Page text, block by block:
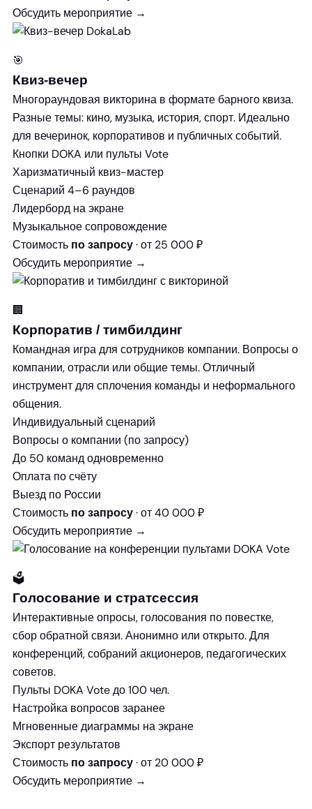
Обсудить мероприятие →
🎯
Квиз-вечер
Многораундовая викторина в формате барного квиза.
Разные темы: кино, музыка, история, спорт. Идеально
для вечеринок, корпоративов и публичных событий.
Кнопки DOKA или пульты Vote
Харизматичный квиз-мастер
Сценарий 4–6 раундов
Лидерборд на экране
Музыкальное сопровождение
Стоимость по запросу · от 25 000 ₽
Обсудить мероприятие →
🏢
Корпоратив / тимбилдинг
Командная игра для сотрудников компании. Вопросы о
компании, отрасли или общие темы. Отличный
инструмент для сплочения команды и неформального
общения.
Индивидуальный сценарий
Вопросы о компании (по запросу)
До 50 команд одновременно
Оплата по счёту
Выезд по России
Стоимость по запросу · от 40 000 ₽
Обсудить мероприятие →
🗳️
Голосование и стратсессия
Интерактивные опросы, голосования по повестке,
сбор обратной связи. Анонимно или открыто. Для
конференций, собраний акционеров, педагогических
советов.
Пульты DOKA Vote до 100 чел.
Настройка вопросов заранее
Мгновенные диаграммы на экране
Экспорт результатов
Стоимость по запросу · от 20 000 ₽
Обсудить мероприятие →